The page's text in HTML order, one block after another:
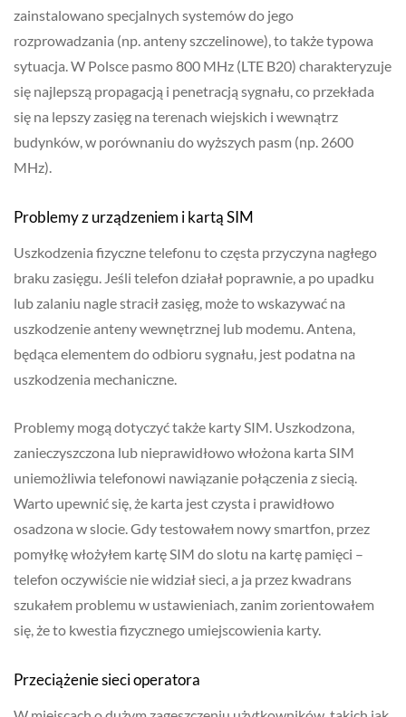
zainstalowano specjalnych systemów do jego
rozprowadzania (np. anteny szczelinowe), to także typowa
sytuacja. W Polsce pasmo 800 MHz (LTE B20) charakteryzuje
się najlepszą propagacją i penetracją sygnału, co przekłada
się na lepszy zasięg na terenach wiejskich i wewnątrz
budynków, w porównaniu do wyższych pasm (np. 2600
MHz).
Problemy z urządzeniem i kartą SIM
Uszkodzenia fizyczne telefonu to częsta przyczyna nagłego
braku zasięgu. Jeśli telefon działał poprawnie, a po upadku
lub zalaniu nagle stracił zasięg, może to wskazywać na
uszkodzenie anteny wewnętrznej lub modemu. Antena,
będąca elementem do odbioru sygnału, jest podatna na
uszkodzenia mechaniczne.
Problemy mogą dotyczyć także karty SIM. Uszkodzona,
zanieczyszczona lub nieprawidłowo włożona karta SIM
uniemożliwia telefonowi nawiązanie połączenia z siecią.
Warto upewnić się, że karta jest czysta i prawidłowo
osadzona w slocie. Gdy testowałem nowy smartfon, przez
pomyłkę włożyłem kartę SIM do slotu na kartę pamięci –
telefon oczywiście nie widział sieci, a ja przez kwadrans
szukałem problemu w ustawieniach, zanim zorientowałem
się, że to kwestia fizycznego umiejscowienia karty.
Przeciążenie sieci operatora